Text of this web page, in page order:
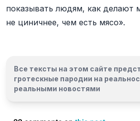
показывать людям, как делают
не циничнее, чем есть мясо».
Все тексты на этом сайте
гротескные пародии на
реальными новостями